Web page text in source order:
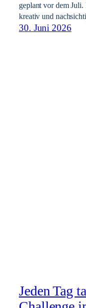
geplant vor dem
kreativ und
30. Juni 2026
Jeden Tag